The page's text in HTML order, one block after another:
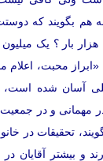
هم بگویند که دوستت
هزار بار ؟ یک
«ابراز محبت،
آسان شده است،
در مهمانی و در
تحقیقات در
و بیشتر آقایان در